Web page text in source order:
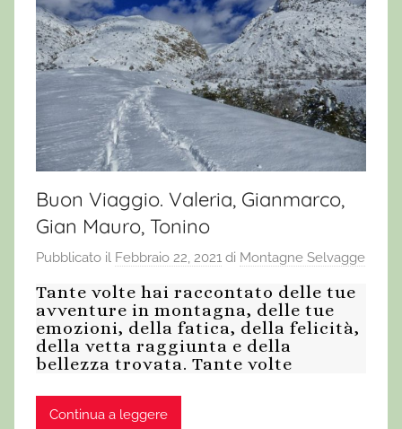
Buon Viaggio. Valeria, Gianmarco,
Gian Mauro, Tonino
Pubblicato il Febbraio 22, 2021 di Montagne Selvagge
Tante volte hai raccontato delle tue
avventure in montagna, delle tue
emozioni, della fatica, della felicità,
della vetta raggiunta e della
bellezza trovata. Tante volte
Continua a leggere